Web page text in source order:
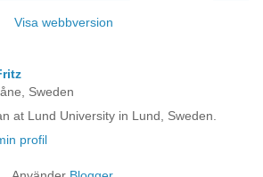
Visa webbversion
Sweden
at Lund University in Lund, Sweden.
profil